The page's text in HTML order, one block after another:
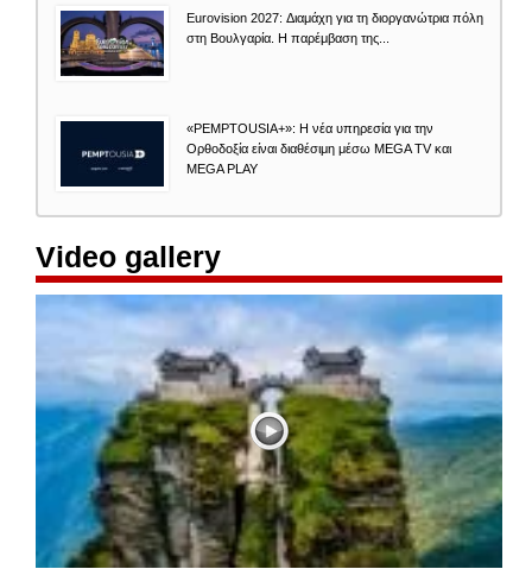
Eurovision 2027: Διαμάχη για τη διοργανώτρια πόλη
στη Βουλγαρία. Η παρέμβαση της...
«PEMPTOUSIA+»: Η νέα υπηρεσία για την
Ορθοδοξία είναι διαθέσιμη μέσω MEGA TV και
MEGA PLAY
Video gallery